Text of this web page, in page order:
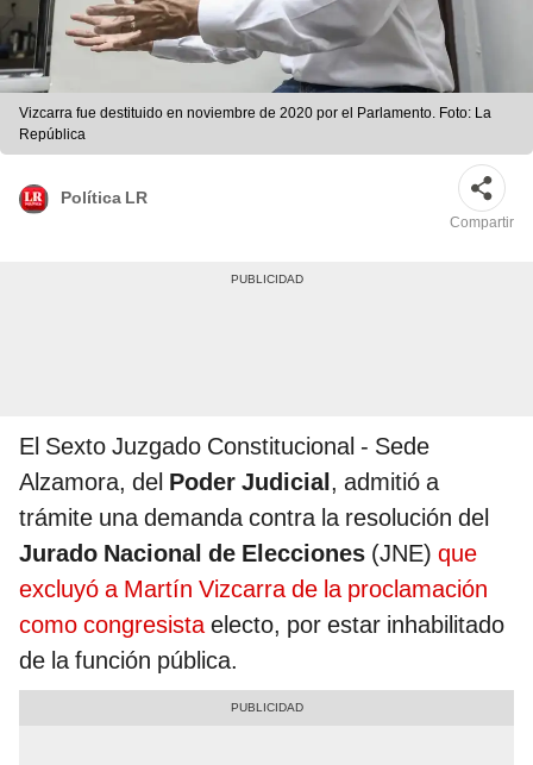
Vizcarra fue destituido en noviembre de 2020 por el Parlamento. Foto: La
República
Política LR
Compartir
El Sexto Juzgado Constitucional - Sede
Alzamora, del Poder Judicial, admitió a
trámite una demanda contra la resolución del
Jurado Nacional de Elecciones (JNE) que
excluyó a Martín Vizcarra de la proclamación
como congresistaelecto, por estar inhabilitado
de la función pública.